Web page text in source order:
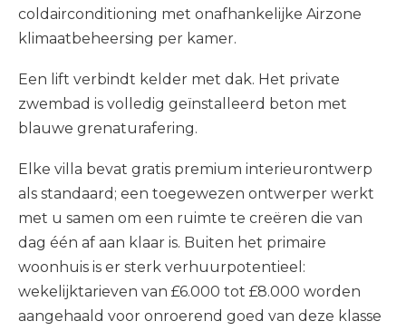
coldairconditioning met onafhankelijke Airzone
klimaatbeheersing per kamer.
Een lift verbindt kelder met dak. Het private
zwembad is volledig geïnstalleerd beton met
blauwe grenaturafering.
Elke villa bevat gratis premium interieurontwerp
als standaard; een toegewezen ontwerper werkt
met u samen om een ruimte te creëren die van
dag één af aan klaar is. Buiten het primaire
woonhuis is er sterk verhuurpotentieel:
wekelijktarieven van £6.000 tot £8.000 worden
aangehaald voor onroerend goed van deze klasse